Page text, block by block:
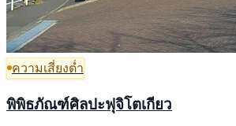
ความเสี่ยงต่ำ
พิพิธภัณฑ์ศิลปะฟุจิโตเกียว